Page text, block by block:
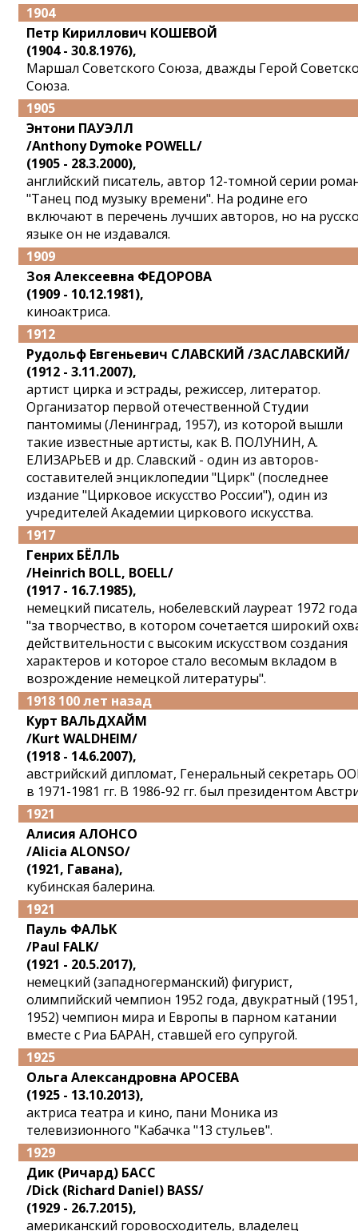
1904
Петр Кириллович КОШЕВОЙ
(1904 - 30.8.1976),
Маршал Советского Союза, дважды Герой
Союза.
1905
Энтони ПАУЭЛЛ
/Anthony Dymoke POWELL/
(1905 - 28.3.2000),
английский писатель, автор 12-томной серии
"Танец под музыку времени". На родине его
включают в перечень лучших авторов, но на
языке он не издавался.
1909
Зоя Алексеевна ФЕДОРОВА
(1909 - 10.12.1981),
киноактриса.
1912
Рудольф Евгеньевич СЛАВСКИЙ /ЗАСЛАВСКИЙ/
(1912 - 3.11.2007),
артист цирка и эстрады, режиссер, литератор.
Организатор первой отечественной Студии
пантомимы (Ленинград, 1957), из которой вышли
такие известные артисты, как В. ПОЛУНИН, А.
ЕЛИЗАРЬЕВ и др. Славский - один из авторов-
составителей энциклопедии "Цирк" (последнее
издание "Цирковое искусство России"), один из
учредителей Академии циркового искусства.
1917
Генрих БЁЛЛЬ
/Heinrich BOLL, BOELL/
(1917 - 16.7.1985),
немецкий писатель, нобелевский лауреат 1972 года
"за творчество, в котором сочетается широкий
действительности с высоким искусством создания
характеров и которое стало весомым вкладом в
возрождение немецкой литературы".
1918 100 лет назад
Курт ВАЛЬДХАЙМ
/Kurt WALDHEIM/
(1918 - 14.6.2007),
австрийский дипломат, Генеральный секретарь
в 1971-1981 гг. В 1986-92 гг. был президентом
1921
Алисия АЛОНСО
/Alicia ALONSO/
(1921, Гавана),
кубинская балерина.
1921
Пауль ФАЛЬК
/Paul FALK/
(1921 - 20.5.2017),
немецкий (западногерманский) фигурист,
олимпийский чемпион 1952 года, двукратный (1951,
1952) чемпион мира и Европы в парном катании
вместе с Риа БАРАН, ставшей его супругой.
1925
Ольга Александровна АРОСЕВА
(1925 - 13.10.2013),
актриса театра и кино, пани Моника из
телевизионного "Кабачка "13 стульев".
1929
Дик (Ричард) БАСС
/Dick (Richard Daniel) BASS/
(1929 - 26.7.2015),
американский горовосходитель, владелец